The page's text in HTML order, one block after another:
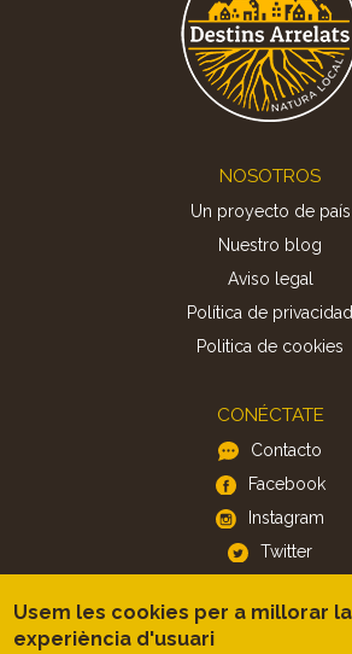
NOSOTROS
Un proyecto de país
Nuestro blog
Aviso legal
Política de privacidad
Politica de cookies
CONÉCTATE
Contacto
Facebook
Instagram
Twitter
APP
Usem les cookies per a millorar
experiència d'usuari